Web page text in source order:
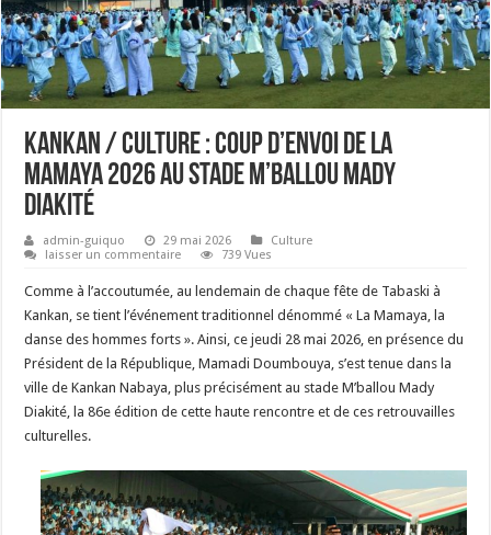
Kankan / Culture : coup d’envoi de la
Mamaya 2026 au stade M’ballou Mady
Diakité
admin-guiquo 29 mai 2026
Culture
laisser un commentaire
739 Vues
Comme à l’accoutumée, au lendemain de chaque fête de Tabaski à
Kankan, se tient l’événement traditionnel dénommé « La Mamaya, la
danse des hommes forts ». Ainsi, ce jeudi 28 mai 2026, en présence du
Président de la République, Mamadi Doumbouya, s’est tenue dans la
ville de Kankan Nabaya, plus précisément au stade M’ballou Mady
Diakité, la 86e édition de cette haute rencontre et de ces retrouvailles
culturelles.